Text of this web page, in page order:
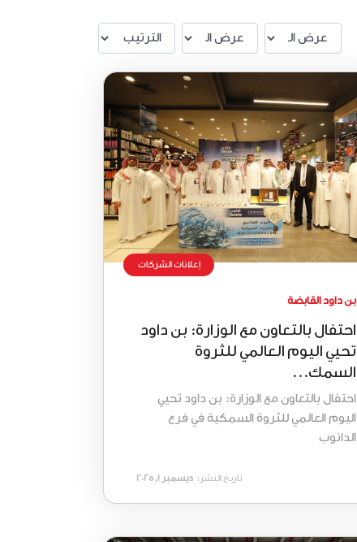
إعلانات الشركات
بن داود القابضة
احتفال بالتعاون مع الوزارة: بن داود
تحيي اليوم العالمي للثروة
السمك...
احتفال بالتعاون مع الوزارة: بن داود تحيي
اليوم العالمي للثروة السمكية في فرع
الدانوب
تاريخ النشر: ديسمبر 1, 2025